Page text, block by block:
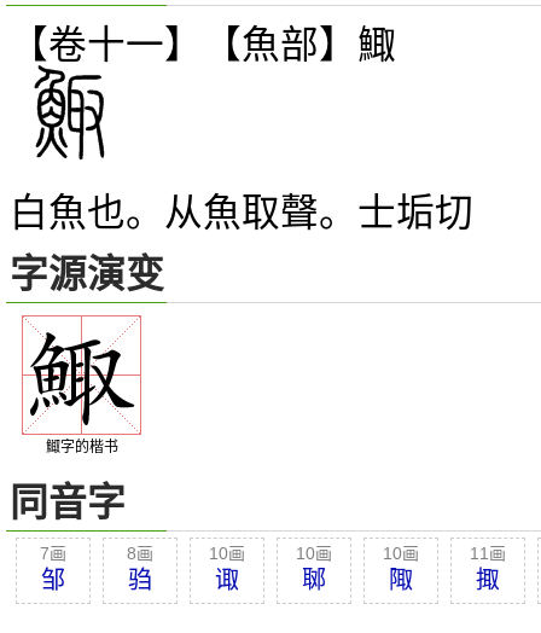
【卷十一】【魚部】 鯫
白魚也。从魚取聲。士垢切
字源演变
鯫字的楷书
同音字
7画
邹
8画
驺
10画
诹
10画
郰
10画
陬
11画
掫